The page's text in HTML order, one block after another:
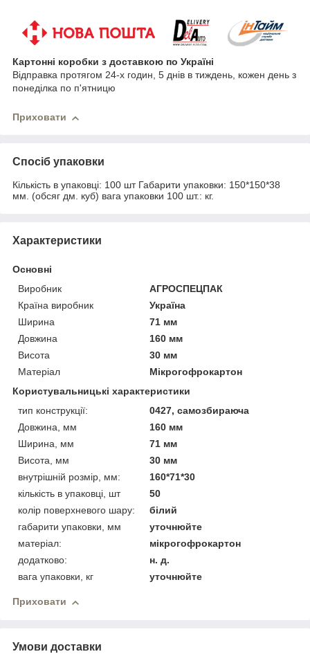
Картонні коробки з доставкою по Україні
Відправка протягом 24-х годин, 5 днів в тиждень, кожен день з
понеділка по п'ятницю
Приховати
Спосіб упаковки
Кількість в упаковці: 100 шт Габарити упаковки: 150*150*38
мм. (обсяг дм. куб) вага упаковки 100 шт.: кг.
Характеристики
Основні
Виробник
АГРОСПЕЦПАК
Країна виробник
Україна
Ширина
71 мм
Довжина
160 мм
Висота
30 мм
Матеріал
Мікрогофрокартон
Користувальницькі характеристики
тип конструкції:
0427, самозбираюча
Довжина, мм
160 мм
Ширина, мм
71 мм
Висота, мм
30 мм
внутрішній розмір, мм:
160*71*30
кількість в упаковці, шт
50
колір поверхневого шару:
білий
габарити упаковки, мм
уточнюйте
матеріал:
мікрогофрокартон
додатково:
н. д.
вага упаковки, кг
уточнюйте
Приховати
Умови доставки